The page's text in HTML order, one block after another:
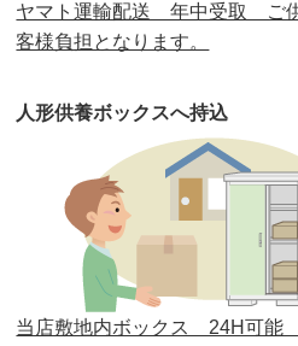
第29回人形供養祭平成30
第27回人形供養祭平成29
第26回人形供養祭平成28
第25回人形供養祭 平成28
第24回人形供養祭 平成27
第23回人形供養祭平成26
ヤマト運輸配送 年中受取 ご
客様負担となります。
人形供養ボックスへ持込
当店敷地内ボックス 24H可能